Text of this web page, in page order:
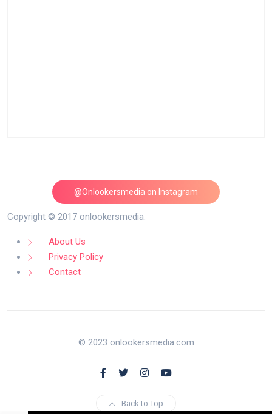
@Onlookersmedia on Instagram
Follow on Instagram
Copyright © 2017 onlookersmedia.
About Us
Privacy Policy
Contact
© 2023 onlookersmedia.com
Back to Top